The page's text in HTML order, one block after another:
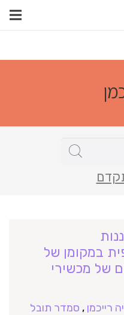
במקומן של
של מכשירי
רייכמן , סמדר תובל